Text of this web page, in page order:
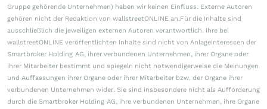
Gruppe gehörende Unternehmen) haben wir keinen Einfluss. Externe Autoren
gehören nicht der Redaktion von wallstreetONLINE an.Für die Inhalte sind
ausschließlich die jeweiligen externen Autoren verantwortlich. Ihre bei
wallstreetONLINE veröffentlichten Inhalte sind nicht von Anlageinteressen der
Smartbroker Holding AG, ihrer verbundenen Unternehmen, ihrer Organe oder
ihrer Mitarbeiter bestimmt und spiegeln nicht notwendigerweise die Meinungen
und Auffassungen ihrer Organe oder ihrer Mitarbeiter bzw. der Organe ihrer
verbundenen Unternehmen wider. Sie sind insbesondere nicht als Aufforderung
durch die Smartbroker Holding AG, ihre verbundenen Unternehmen, ihre Organe